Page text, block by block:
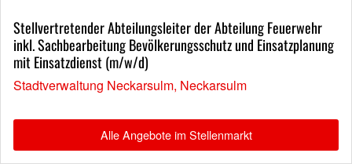
Stellvertretender Abteilungsleiter der Abteilung Feuerwehr
inkl. Sachbearbeitung Bevölkerungsschutz und Einsatzplanung
mit Einsatzdienst (m/w/d)
Stadtverwaltung Neckarsulm, Neckarsulm
Alle Angebote im Stellenmarkt